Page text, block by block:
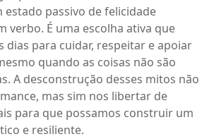
estado passivo de felicidade
verbo. É uma escolha ativa que
dias para cuidar, respeitar e apoiar
quando as coisas não são
A desconstrução desses mitos não
mas sim nos libertar de
para que possamos construir um
e resiliente.